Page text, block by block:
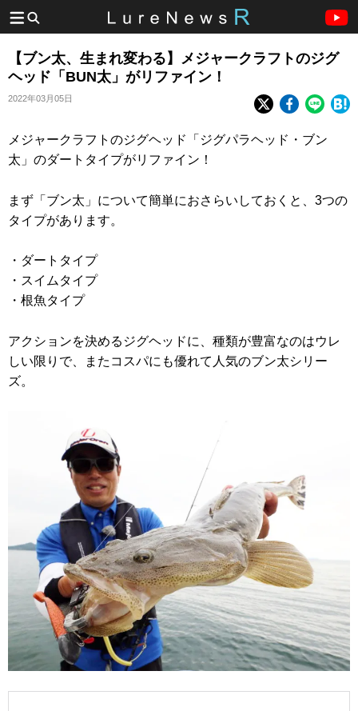
【ブン太、生まれ変わる】メジャークラフトのジグ
ヘッド「BUN太」がリファイン！
2022年03月05日
メジャークラフトのジグヘッド「ジグパラヘッド・ブン
太」のダートタイプがリファイン！
まず「ブン太」について簡単におさらいしておくと、3つの
タイプがあります。
・ダートタイプ
・スイムタイプ
・根魚タイプ
アクションを決めるジグヘッドに、種類が豊富なのはウレ
しい限りで、またコスパにも優れて人気のブン太シリー
ズ。